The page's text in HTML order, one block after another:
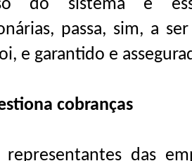
do sistema e
passa, sim, a
e garantido e
cobranças
representantes das